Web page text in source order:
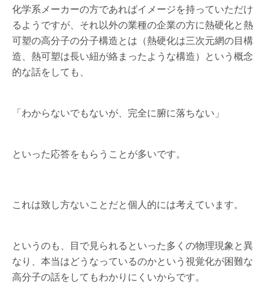
化学系メーカーの方であればイメージを持っていただけ
るようですが、それ以外の業種の企業の方に熱硬化と熱
可塑の高分子の分子構造とは（熱硬化は三次元網の目構
造、熱可塑は長い紐が絡まったような構造）という概念
的な話をしても、
「わからないでもないが、完全に腑に落ちない」
といった応答をもらうことが多いです。
これは致し方ないことだと個人的には考えています。
というのも、目で見られるといった多くの物理現象と異
なり、本当はどうなっているのかという視覚化が困難な
高分子の話をしてもわかりにくいからです。